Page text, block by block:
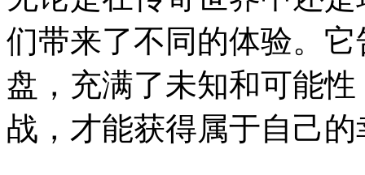
们带来了不同的体验。
盘，充满了未知和可能
战，才能获得属于自己